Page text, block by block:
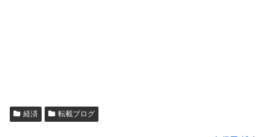
経済 転載ブログ